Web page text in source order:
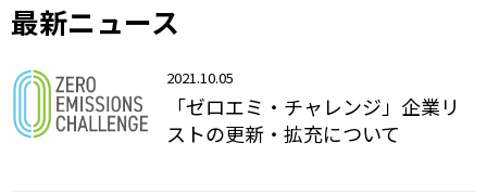
最新ニュース
2021.10.05
「ゼロエミ・チャレンジ」企業リ
ストの更新・拡充について